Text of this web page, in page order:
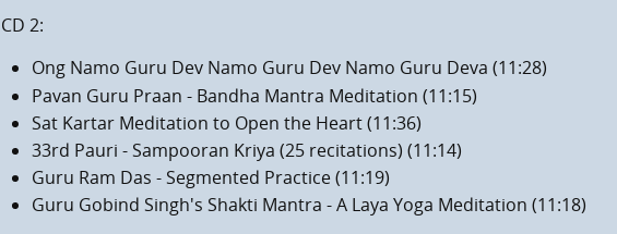
CD 2:
Ong Namo Guru Dev Namo Guru Dev Namo Guru Deva (11:28)
Pavan Guru Praan - Bandha Mantra Meditation (11:15)
Sat Kartar Meditation to Open the Heart (11:36)
33rd Pauri - Sampooran Kriya (25 recitations) (11:14)
Guru Ram Das - Segmented Practice (11:19)
Guru Gobind Singh's Shakti Mantra - A Laya Yoga Meditation (11:18)